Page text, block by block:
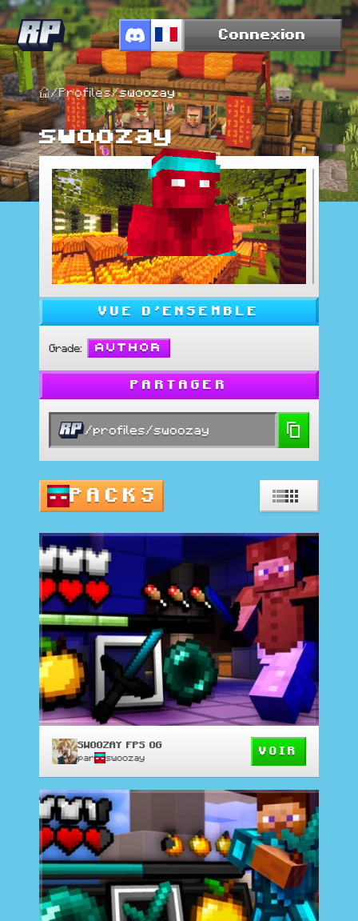
Connexion
/Profiles/swoozay
swoozay
VUE D'ENSEMBLE
Grade: Author
PARTAGER
/profiles/swoozay
PACKS
SWOOZAY FPS OG
par swoozay
VOIR